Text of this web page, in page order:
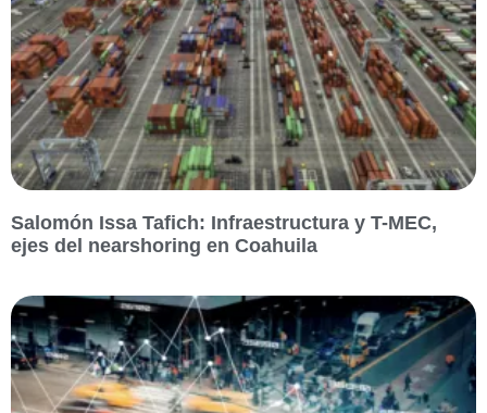
Salomón Issa Tafich: Infraestructura y T-MEC,
ejes del nearshoring en Coahuila